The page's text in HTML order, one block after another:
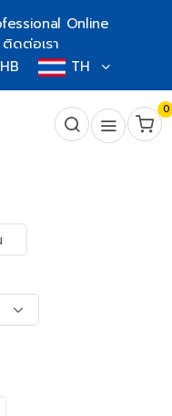
Online
ติดต่อเรา
TH
0